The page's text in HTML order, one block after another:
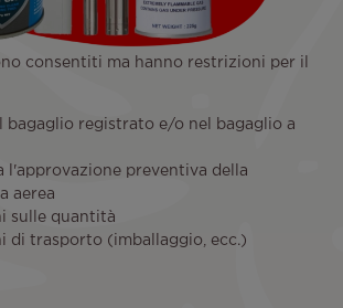
consentiti ma hanno restrizioni per il
bagaglio registrato e/o nel bagaglio a
l'approvazione preventiva della
aerea
sulle quantità
di trasporto (imballaggio, ecc.)